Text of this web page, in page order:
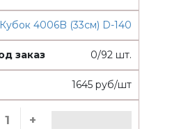
Кубок 4006B (33см) D-140
0/92 шт.
1645 руб/шт
+